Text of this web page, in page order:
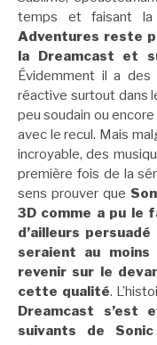
temps et faisant
Adventures reste
la Dreamcast et
Évidemment il a
réactive surtout dans
peu soudain ou
avec le recul. Mais
incroyable, des
première fois de la
sens prouver que
3D comme a pu le
d’ailleurs
seraient au
revenir sur le
cette qualité.
Dreamcast s’est
suivants de